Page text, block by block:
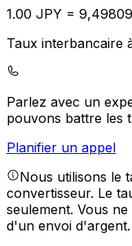
1.00 JPY = 9,
Taux interbancaire
Parlez avec un
pouvons battre les
Planifier un appel
Nous utilisons le
convertisseur. Le
seulement. Vous
d'un envoi d'argent.